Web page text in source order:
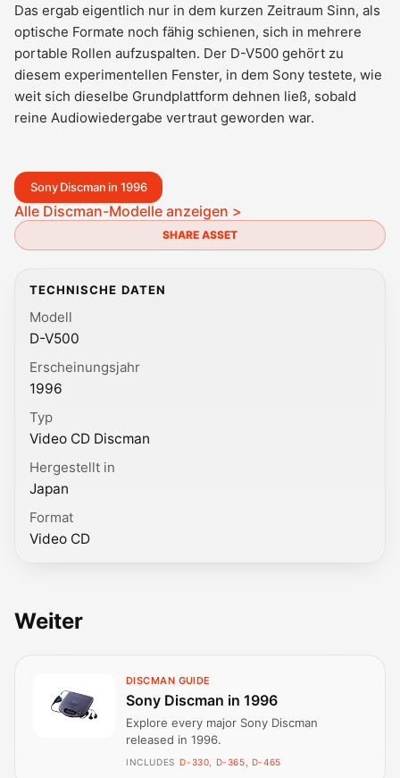
Das ergab eigentlich nur in dem kurzen Zeitraum Sinn, als
optische Formate noch fähig schienen, sich in mehrere
portable Rollen aufzuspalten. Der D-V500 gehört zu
diesem experimentellen Fenster, in dem Sony testete, wie
weit sich dieselbe Grundplattform dehnen ließ, sobald
reine Audiowiedergabe vertraut geworden war.
Sony Discman in 1996
Alle Discman-Modelle anzeigen >
SHARE ASSET
TECHNISCHE DATEN
Modell
D-V500
Erscheinungsjahr
1996
Typ
Video CD Discman
Hergestellt in
Japan
Format
Video CD
Weiter
DISCMAN GUIDE
Sony Discman in 1996
Explore every major Sony Discman
released in 1996.
INCLUDES D-330, D-365, D-465